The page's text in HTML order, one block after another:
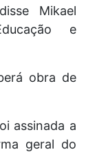
Mikael
e
obra de
assinada a
geral do